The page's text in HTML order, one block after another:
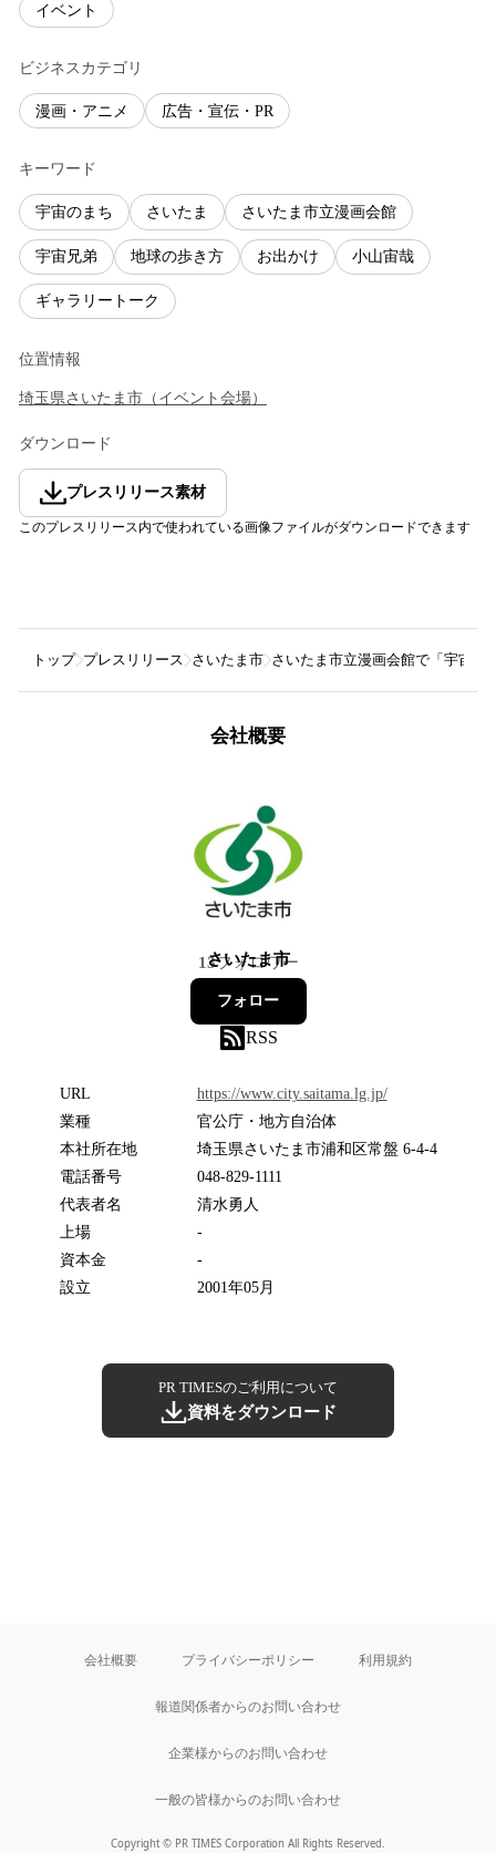
イベント
ビジネスカテゴリ
漫画・アニメ 広告・宣伝・PR
キーワード
宇宙のまち さいたま さいたま市立漫画会館
宇宙兄弟 地球の歩き方 お出かけ 小山宙哉
ギャラリートーク
位置情報
埼玉県 さいたま市 （ イベント会場）
ダウンロード
プレスリリース素材
このプレスリリース内で使われている画像ファイルがダウンロードできます
トップ プレスリリース さいたま市 さいたま市立漫画会館で「宇宙の
会社概要
さいたま市
13フォロワー
フォロー
RSS
URL
https://www.city.saitama.lg.jp/
業種
官公庁・地方自治体
本社所在地
埼玉県さいたま市浦和区常盤 6-4-4
電話番号
048-829-1111
代表者名
清水勇人
上場
-
資本金
-
設立
2001年05月
PR TIMESのご利用について
資料をダウンロード
会社概要 プライバシーポリシー 利用規約
報道関係者からのお問い合わせ
企業様からのお問い合わせ
一般の皆様からのお問い合わせ
Copyright © PR TIMES Corporation All Rights Reserved.